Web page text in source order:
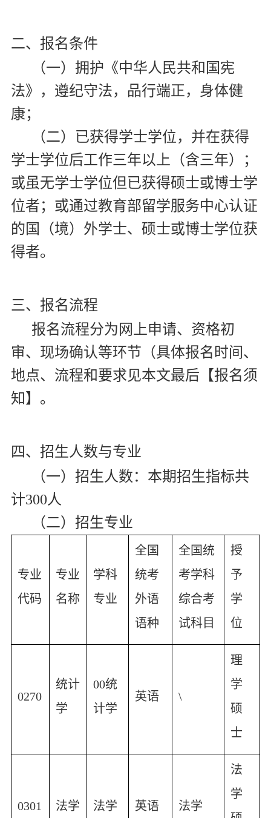
二、报名条件
（一）拥护《中华人民共和国宪
法》，遵纪守法，品行端正，身体健
康；
（二）已获得学士学位，并在获得
学士学位后工作三年以上（含三年）；
或虽无学士学位但已获得硕士或博士学
位者；或通过教育部留学服务中心认证
的国（境）外学士、硕士或博士学位获
得者。
三、报名流程
报名流程分为网上申请、资格初
审、现场确认等环节（具体报名时间、
地点、流程和要求见本文最后【报名须
知】。
四、招生人数与专业
（一）招生人数：本期招生指标共
计300人
（二）招生专业
专业
代码
专业
名称
学科
专业
全国
统考
外语
语种
全国统
考学科
综合考
试科目
授
予
学
位
0270
统计
学
00统
计学
英语 \
理
学
硕
士
0301 法学 法学 英语 法学
法
学